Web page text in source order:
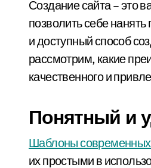
Создание сайта – это
позволить себе
и доступный способ
рассмотрим, какие
качественного и
Понятный и
Шаблоны современных
их простыми в